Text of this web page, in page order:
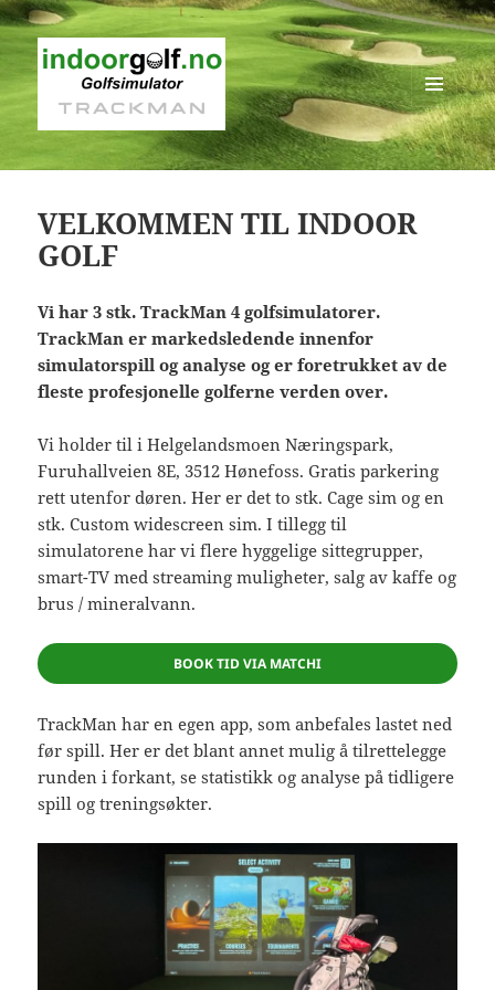
MENY
OG
WIDGETER
VELKOMMEN TIL INDOOR
GOLF
Vi har 3 stk. TrackMan 4 golfsimulatorer.
TrackMan er markedsledende innenfor
simulatorspill oganalyse og er foretrukket av de
fleste profesjonelle golferne verden over.
Vi holder til i Helgelandsmoen Næringspark,
Furuhallveien 8E, 3512 Hønefoss. Gratis parkering
rett utenfor døren. Her er det to stk. Cage sim og en
stk. Custom widescreen sim. I tillegg til
simulatorene har vi flere hyggelige sittegrupper,
smart-TV med streaming muligheter, salg av kaffe og
brus / mineralvann.
BOOK TID VIA MATCHI
TrackMan har en egen app, som anbefales lastet ned
før spill. Her er det blant annet mulig å tilrettelegge
runden i forkant, se statistikk og analyse på tidligere
spill og treningsøkter.